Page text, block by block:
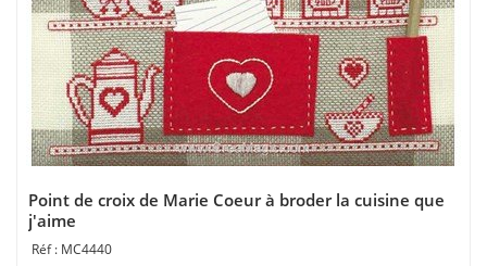
Point de croix de Marie Coeur à broder la cuisine que
j'aime
MC4440